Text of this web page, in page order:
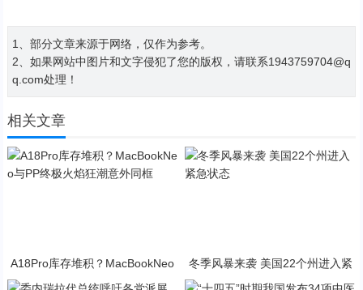
1、部分文章来源于网络，仅作为参考。
2、如果网站中图片和文字侵犯了您的版权，请联系1943759704@q
q.com处理！
相关文章
A18Pro库存堆积？MacBookNeo
与PP终极火焰狂潮意外同框
冬季风暴来袭 美国22个州进入紧
急状态